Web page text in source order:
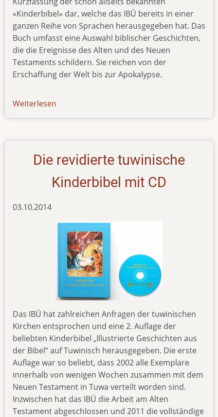
«Kinderbibel» dar, welche das IBÜ bereits in einer
ganzen Reihe von Sprachen herausgegeben hat. Das
Buch umfasst eine Auswahl biblischer Geschichten,
die die Ereignisse des Alten und des Neuen
Testaments schildern. Sie reichen von der
Erschaffung der Welt bis zur Apokalypse.
Weiterlesen
231015
Die revidierte tuwinische
Kinderbibel mit CD
03.10.2014
Das IBÜ hat zahlreichen Anfragen der tuwinischen
Kirchen entsprochen und eine 2. Auflage der
beliebten Kinderbibel „Illustrierte Geschichten aus
der Bibel“ auf Tuwinisch herausgegeben. Die erste
Auflage war so beliebt, dass 2002 alle Exemplare
innerhalb von wenigen Wochen zusammen mit dem
Neuen Testament in Tuwa verteilt worden sind.
Inzwischen hat das IBÜ die Arbeit am Alten
Testament abgeschlossen und 2011 die vollständige